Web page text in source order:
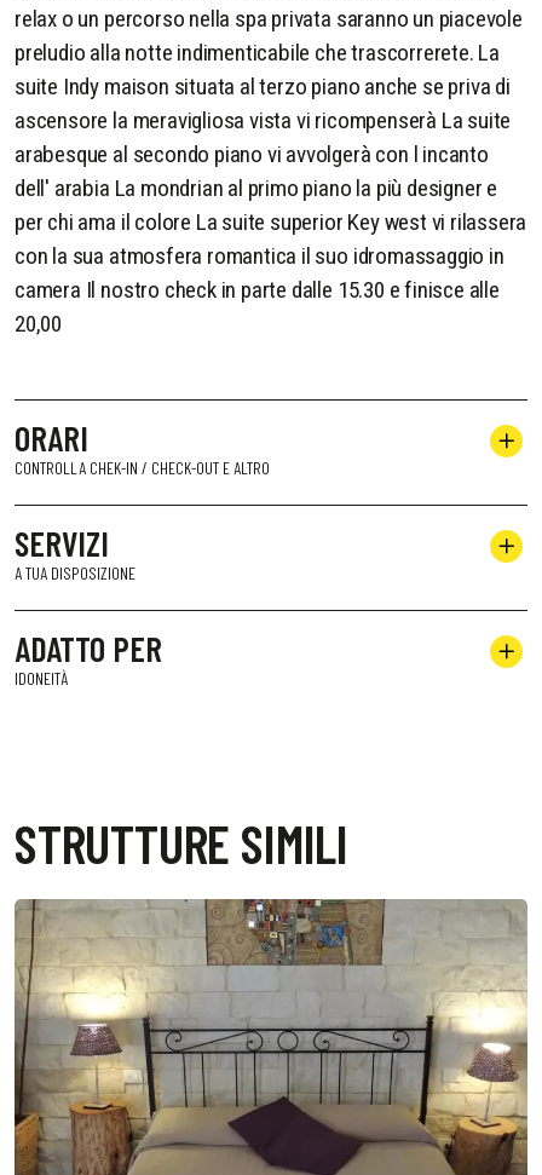
relax o un percorso nella spa privata saranno un piacevole
preludio alla notte indimenticabile che trascorrerete. La
suite Indy maison situata al terzo piano anche se priva di
ascensore la meravigliosa vista vi ricompenserà La suite
arabesque al secondo piano vi avvolgerà con l incanto
dell' arabia La mondrian al primo piano la più designer e
per chi ama il colore La suite superior Key west vi rilassera
con la sua atmosfera romantica il suo idromassaggio in
camera Il nostro check in parte dalle 15.30 e finisce alle
20,00
ORARI
CONTROLLA CHEK-IN / CHECK-OUT E ALTRO
SERVIZI
A TUA DISPOSIZIONE
ADATTO PER
IDONEITÀ
STRUTTURE SIMILI